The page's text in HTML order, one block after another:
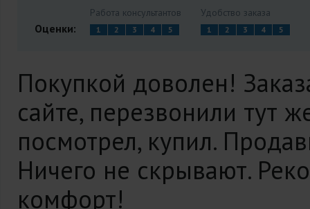
Оценки:
Работа консультантов
1 2 3 4 5
Удобство заказа
1 2 3 4 5
Покупкой доволен!
сайте, перезвонили тут
посмотрел, купил.
Ничего не скрывают.
комфорт!